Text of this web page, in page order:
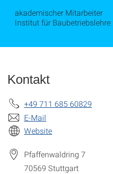
akademischer Mitarbeiter
Institut für Baubetriebslehre
Kontakt
+49 711 685 60829
E-Mail
Website
Pfaffenwaldring 7
70569 Stuttgart